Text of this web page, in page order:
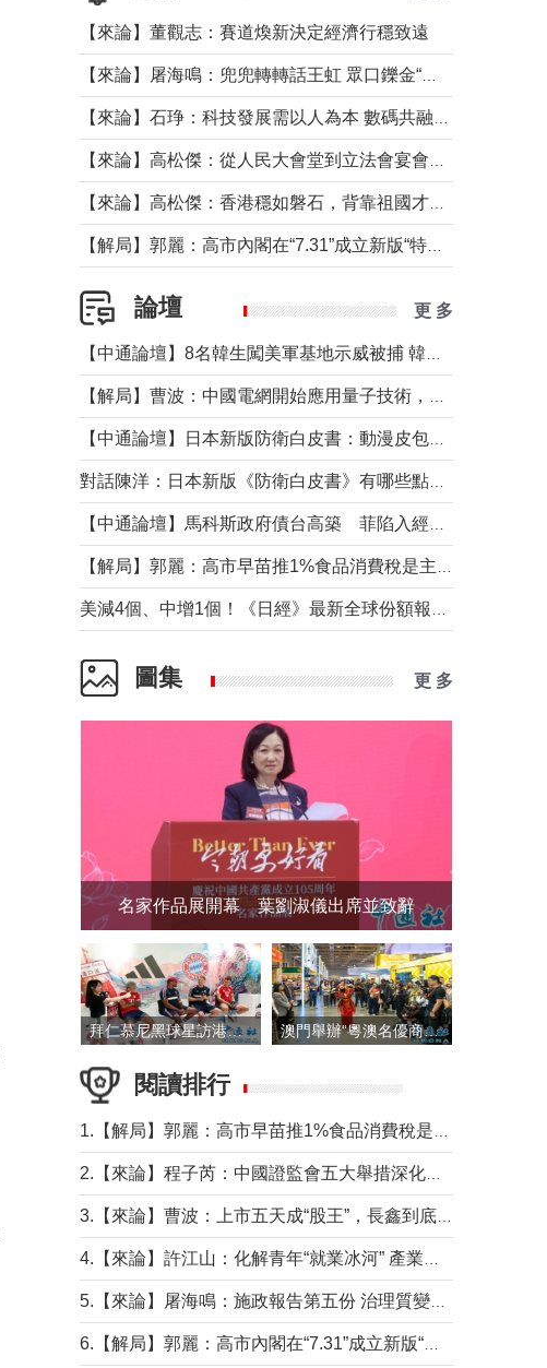
【來論】董觀志：賽道煥新決定經濟行穩致遠
論壇 更 多
圖集 更 多
名家作品展開幕 葉劉淑儀出席並致辭
拜仁慕尼黑球星訪港 與球迷近距離互動 澳門舉辦“粵澳名優商品展”
閱讀排行